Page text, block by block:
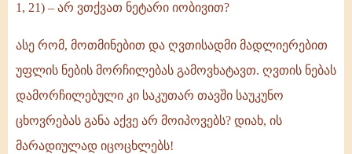
1, 21) – არ ვთქვათ ნეტარი იობივით?
ასე რომ, მოთმინებით და ღვთისადმი მადლიერებით
უფლის ნების მორჩილებას გამოვხატავთ. ღვთის ნებას
დამორჩილებული კი საკუთარ თავში საუკუნო
ცხოვრებას განა აქვე არ მოიპოვებს? დიახ, ის
მარადიულად იცოცხლებს!